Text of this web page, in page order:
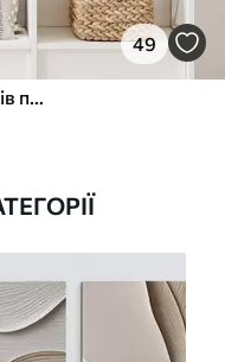
49
Композиція з квітів і ніжних мазків пензля